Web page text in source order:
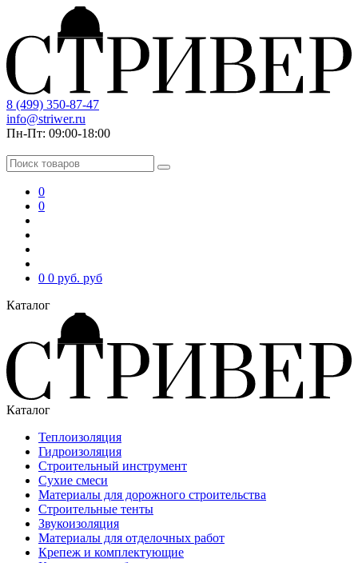
8 (499) 350-87-47
info@striwer.ru
Пн-Пт: 09:00-18:00
0
0
0 0 руб. руб
Каталог
Каталог
Теплоизоляция
Гидроизоляция
Строительный инструмент
Сухие смеси
Материалы для дорожного строительства
Строительные тенты
Звукоизоляция
Материалы для отделочных работ
Крепеж и комплектующие